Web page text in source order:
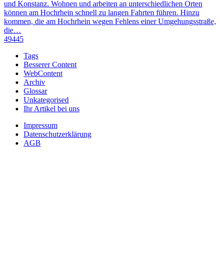
und Konstanz. Wohnen und arbeiten an unterschiedlichen Orten
können am Hochrhein schnell zu langen Fahrten führen. Hinzu
kommen, die am Hochrhein wegen Fehlens einer Umgehungsstraße,
die…
49445
Tags
Besserer Content
WebContent
Archiv
Glossar
Unkategorised
Ihr Artikel bei uns
Impressum
Datenschutzerklärung
AGB